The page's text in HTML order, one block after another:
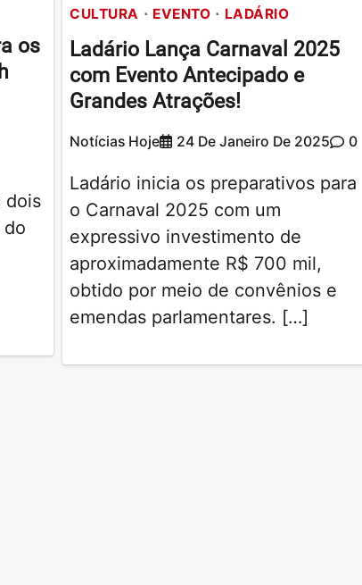
os
dois
do
CULTURA EVENTO LADÁRIO
Ladário Lança Carnaval 2025
com Evento Antecipado e
Grandes Atrações!
Notícias Hoje 24 De Janeiro De 2025 0
Ladário inicia os preparativos para
o Carnaval 2025 com um
expressivo investimento de
aproximadamente R$ 700 mil,
obtido por meio de convênios e
emendas parlamentares. […]